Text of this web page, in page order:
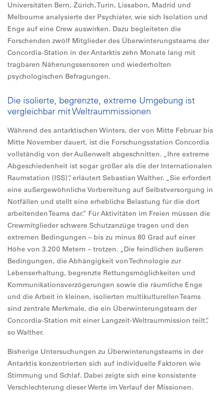
Universitäten Bern, Zürich, Turin, Lissabon, Madrid und
Melbourne analysierte der Psychiater, wie sich Isolation und
Enge auf eine Crew auswirken. Dazu begleiteten die
Forschenden zwölf Mitglieder des Überwinterungsteams der
Concordia-Station in der Antarktis zehn Monate lang mit
tragbaren Näherungssensoren und wiederholten
psychologischen Befragungen.
Die isolierte, begrenzte, extreme Umgebung ist
vergleichbar mit Weltraummissionen
Während des antarktischen Winters, der von Mitte Februar bis
Mitte November dauert, ist die Forschungsstation Concordia
vollständig von der Außenwelt abgeschnitten. „Ihre extreme
Abgeschiedenheit ist sogar größer als die der Internationalen
Raumstation (ISS)“, erläutert Sebastian Walther. „Sie erfordert
eine außergewöhnliche Vorbereitung auf Selbstversorgung in
Notfällen und stellt eine erhebliche Belastung für die dort
arbeitenden Teams dar.“ Für Aktivitäten im Freien müssen die
Crewmitglieder schwere Schutzanzüge tragen und den
extremen Bedingungen – bis zu minus 80 Grad auf einer
Höhe von 3.200 Metern – trotzen. „Die feindlichen äußeren
Bedingungen, die Abhängigkeit von Technologie zur
Lebenserhaltung, begrenzte Rettungsmöglichkeiten und
Kommunikationsverzögerungen sowie die räumliche Enge
und die Arbeit in kleinen, isolierten multikulturellen Teams
sind zentrale Merkmale, die ein Überwinterungsteam der
Concordia-Station mit einer Langzeit-Weltraummission teilt“,
so Walther.
Bisherige Untersuchungen zu Überwinterungsteams in der
Antarktis konzentrierten sich auf individuelle Faktoren wie
Stimmung und Schlaf. Dabei zeigte sich eine konsistente
Verschlechterung dieser Werte im Verlauf der Missionen.